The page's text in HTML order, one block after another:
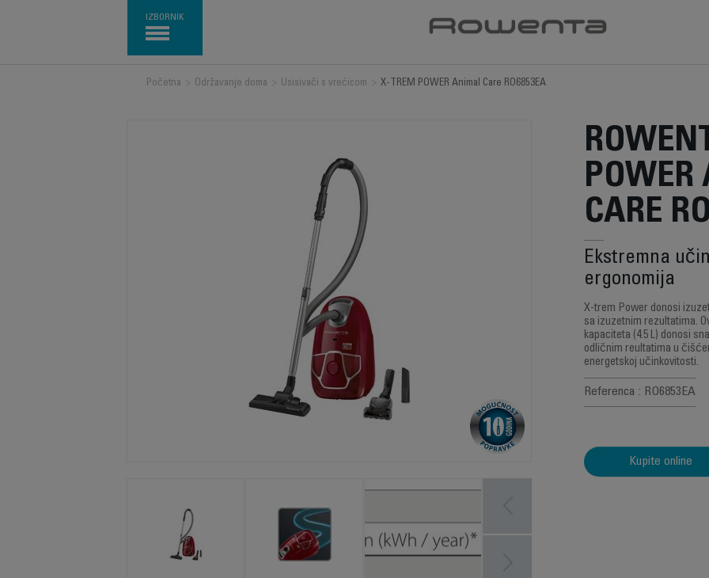
IZBORNIK
Početna Održavanje doma Usisivači s vrećicom X-TREM POWER Animal Care RO6853EA
CARE
Ekstremna
ergonomija
X-trem Power donosi
sa izuzetnim rezultatima.
kapaciteta (4.5 L) donosi
odličnim reultatima u
energetskoj učinkovitosti.
Referenca : RO6853EA
Kupite online